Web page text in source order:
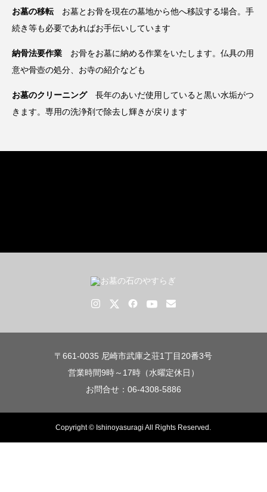
お墓の移転お墓とお骨を現在の墓地から他へ移設する場合。手
続き等も必要であればお手伝いしています
納骨法要作業 お骨をお墓に納める作業をいたします。仏具の用
意や骨壺の処分、お寺の紹介なども
お墓のクリーニング長年のあいだ使用していると黒い水垢がつ
きます。専用の洗浄剤で除去し輝きが戻ります
〒661-0035 尼崎市武庫之荘1丁目20番3号
営業時間9時～17時（水曜定休日）
お問合せ：06-4308-5886
Copyright © Ishinoyasuragi All Rights Reserved.